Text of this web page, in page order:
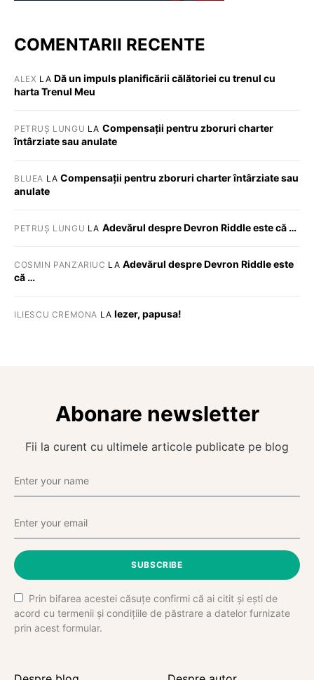
COMENTARII RECENTE
ALEX LA Dă un impuls planificării călătoriei cu trenul cu
harta Trenul Meu
PETRUȘ LUNGU LA Compensații pentru zboruri charter
întârziate sau anulate
BLUEA LACompensații pentru zboruri charter întârziate sau
anulate
PETRUȘ LUNGU LA Adevărul despre Devron Riddle este că …
COSMIN PANZARIUC LA Adevărul despre Devron Riddle este
că …
ILIESCU CREMONA LA Iezer, papusa!
Abonare newsletter
Fii la curent cu ultimele articole publicate pe blog
SUBSCRIBE
Prin bifarea acestei căsuțe confirmi că ai citit și ești de
acord cu termenii și condițiile de păstrare a datelor furnizate
prin acest formular.